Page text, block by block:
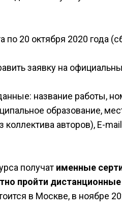
по 20 октября 2020 года
заявку на
название работы,
образование,
авторов), E-
получат именные
пройти
в Москве, в ноябре